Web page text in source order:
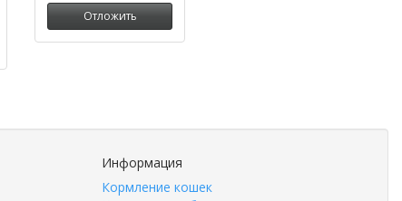
Отложить
Информация
Кормление кошек